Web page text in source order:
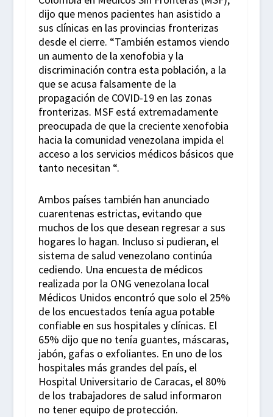
dijo que menos pacientes han asistido a
sus clínicas en las provincias fronterizas
desde el cierre. “También estamos viendo
un aumento de la xenofobia y la
discriminación contra esta población, a la
que se acusa falsamente de la
propagación de COVID-19 en las zonas
fronterizas. MSF está extremadamente
preocupada de que la creciente xenofobia
hacia la comunidad venezolana impida el
acceso a los servicios médicos básicos que
tanto necesitan “.
Ambos países también han anunciado
cuarentenas estrictas, evitando que
muchos de los que desean regresar a sus
hogares lo hagan. Incluso si pudieran, el
sistema de salud venezolano continúa
cediendo. Una encuesta de médicos
realizada por la ONG venezolana local
Médicos Unidos encontró que solo el 25%
de los encuestados tenía agua potable
confiable en sus hospitales y clínicas. El
65% dijo que no tenía guantes, máscaras,
jabón, gafas o exfoliantes. En uno de los
hospitales más grandes del país, el
Hospital Universitario de Caracas, el 80%
de los trabajadores de salud informaron
no tener equipo de protección.